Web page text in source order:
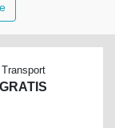
Transport
GRATIS